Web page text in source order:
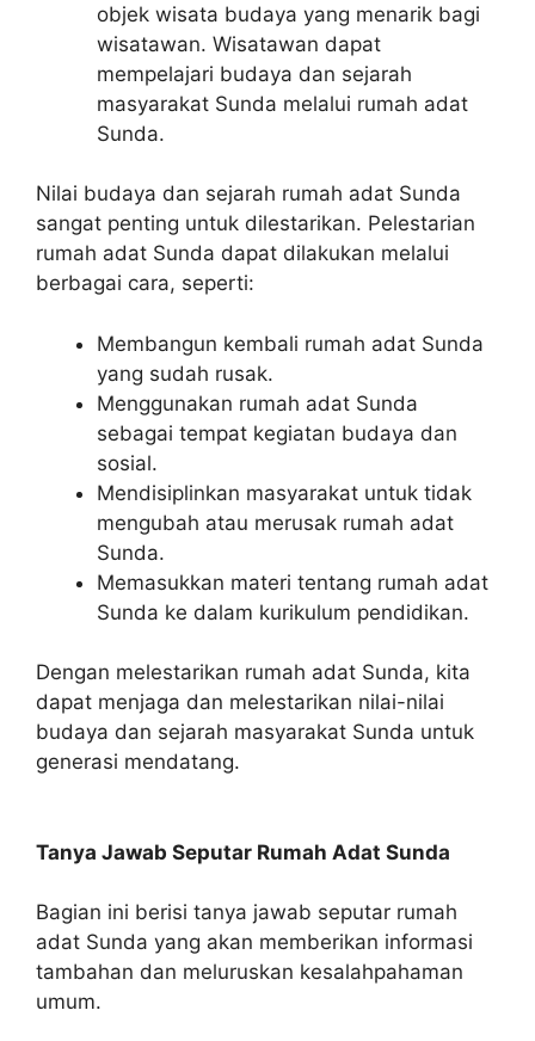
objek wisata budaya yang menarik bagi
wisatawan. Wisatawan dapat
mempelajari budaya dan sejarah
masyarakat Sunda melalui rumah adat
Sunda.
Nilai budaya dan sejarah rumah adat Sunda
sangat penting untuk dilestarikan. Pelestarian
rumah adat Sunda dapat dilakukan melalui
berbagai cara, seperti:
Membangun kembali rumah adat Sunda
yang sudah rusak.
Menggunakan rumah adat Sunda
sebagai tempat kegiatan budaya dan
sosial.
Mendisiplinkan masyarakat untuk tidak
mengubah atau merusak rumah adat
Sunda.
Memasukkan materi tentang rumah adat
Sunda ke dalam kurikulum pendidikan.
Dengan melestarikan rumah adat Sunda, kita
dapat menjaga dan melestarikan nilai-nilai
budaya dan sejarah masyarakat Sunda untuk
generasi mendatang.
Tanya Jawab Seputar Rumah Adat Sunda
Bagian ini berisi tanya jawab seputar rumah
adat Sunda yang akan memberikan informasi
tambahan dan meluruskan kesalahpahaman
umum.